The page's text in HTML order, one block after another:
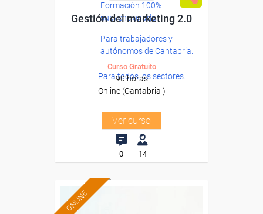
Formación 100%
subvencionada.
Para trabajadores y
autónomos de Cantabria.
Para todos los sectores.
Gestión del marketing 2.0
Curso Gratuito
90 horas
Online (Cantabria )
Ver curso
0 14
ONLINE